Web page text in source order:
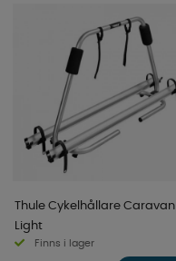
Thule Cykelhållare Caravan
Light
Finns i lager